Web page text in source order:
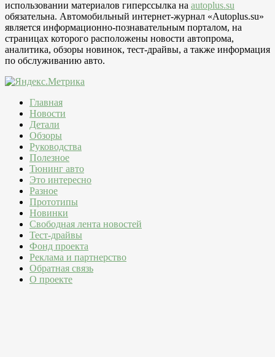
использовании материалов гиперссылка на autoplus.su
обязательна. Автомобильный интернет-журнал «Autoplus.su»
является информационно-познавательным порталом, на
страницах которого расположены новости автопрома,
аналитика, обзоры новинок, тест-драйвы, а также информация
по обслуживанию авто.
Главная
Новости
Детали
Обзоры
Руководства
Полезное
Тюнинг авто
Это интересно
Разное
Прототипы
Новинки
Свободная лента новостей
Тест-драйвы
Фонд проекта
Реклама и партнерство
Обратная связь
О проекте